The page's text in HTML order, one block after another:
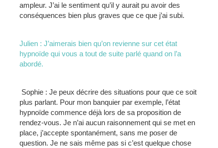
ampleur. J’ai le sentiment qu’il y aurait pu avoir des
conséquences bien plus graves que ce que j’ai subi.
Julien : J’aimerais bien qu’on revienne sur cet état
hypnoïde qui vous a tout de suite parlé quand on l’a
abordé.
Sophie : Je peux décrire des situations pour que ce soit
plus parlant. Pour mon banquier par exemple, l’état
hypnoïde commence déjà lors de sa proposition de
rendez-vous. Je n’ai aucun raisonnement qui se met en
place, j’accepte spontanément, sans me poser de
question. Je ne sais même pas si c’est quelque chose